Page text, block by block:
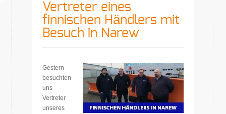
Vertreter eines
finnischen Händlers mit
Besuch in Narew
Gestern
besuchten
uns
Vertreter
unseres